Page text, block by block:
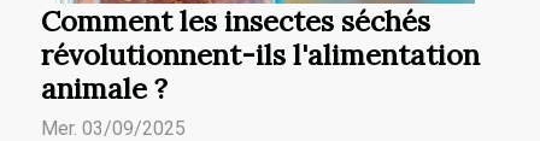
Comment les insectes séchés
révolutionnent-ils l'alimentation
animale ?
Mer. 03/09/2025